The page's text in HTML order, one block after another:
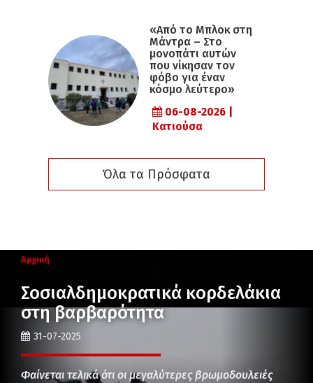
«Από το Μπλοκ στη
Μάντρα – Στο
μονοπάτι αυτών
που νίκησαν τον
φόβο για έναν
κόσμο λεύτερο»
06-08-2026 |
Κατιούσα
Όλα τα Πρόσφατα
Αρχική
Σοσιαλδημοκρατικά κορδελάκια
στη βαρβαρότητα
31-07-2025
Φαίνεται τελικά ότι οι μεγαλύτερες βρωμοδουλειές